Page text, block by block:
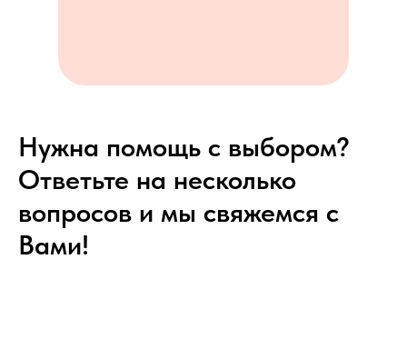
Нужна помощь с выбором?
Ответьте на несколько
вопросов и мы свяжемся с
Вами!